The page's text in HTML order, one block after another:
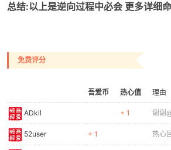
总结:以上是逆向过程中必会 更多详细
免费评分
吾爱币 热心值 理由
ADkil + 1 谢谢
52user + 1 热心